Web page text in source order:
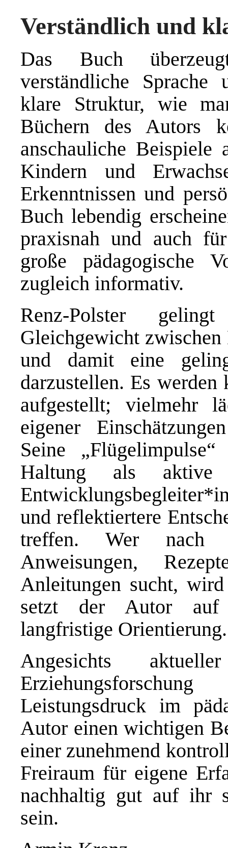
Verständlich und
Das Buch
verständliche Sprache
klare Struktur, wie
Büchern des Autors
anschauliche Beispiele
Kindern und
Erkenntnissen und
Buch lebendig
praxisnah und auch
große pädagogische
zugleich informativ.
Renz-Polster
Gleichgewicht
und damit eine
darzustellen. Es werden
aufgestellt; vielmehr
eigener
Seine
Haltung als aktive
und reflektiertere
treffen. Wer nach
Anweisungen,
Anleitungen sucht,
setzt der Autor auf
langfristige Orientierung.
Angesichts
Leistungsdruck im
Autor einen wichtigen
einer zunehmend
Freiraum für eigene
nachhaltig gut auf ihr
sein.